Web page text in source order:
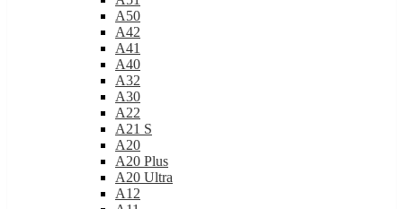
A50
A42
A41
A40
A32
A30
A22
A21 S
A20
A20 Plus
A20 Ultra
A12
A11